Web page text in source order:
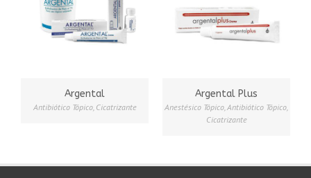
Argental
Antibiótico Tópico, Cicatrizante
Argental Plus
Anestésico Tópico Antibiótico Tópico
Cicatrizante